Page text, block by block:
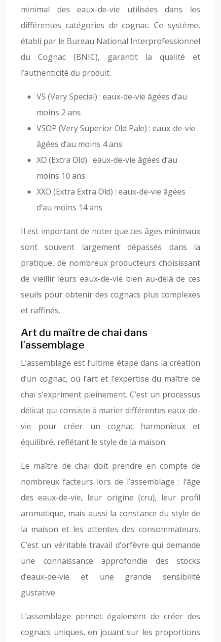
minimal des eaux-de-vie utilisées dans les
différentes catégories de cognac. Ce système,
établi par le Bureau National Interprofessionnel
du Cognac (BNIC), garantit la qualité et
l’authenticité du produit.
VS (Very Special) : eaux-de-vie âgées d’au
moins 2 ans
VSOP (Very Superior Old Pale) : eaux-de-vie
âgées d’au moins 4 ans
XO (Extra Old) : eaux-de-vie âgées d’au
moins 10 ans
XXO (Extra Extra Old) : eaux-de-vie âgées
d’au moins 14 ans
Il est important de noter que ces âges minimaux
sont souvent largement dépassés dans la
pratique, de nombreux producteurs choisissant
de vieillir leurs eaux-de-vie bien au-delà de ces
seuils pour obtenir des cognacs plus complexes
et raffinés.
Art du maître de chai dans
l’assemblage
L’assemblage est l’ultime étape dans la création
d’un cognac, où l’art et l’expertise du maître de
chai s’expriment pleinement. C’est un processus
délicat qui consiste à marier différentes eaux-de-
vie pour créer un cognac harmonieux et
équilibré, reflétant le style de la maison.
Le maître de chai doit prendre en compte de
nombreux facteurs lors de l’assemblage : l’âge
des eaux-de-vie, leur origine (cru), leur profil
aromatique, mais aussi la constance du style de
la maison et les attentes des consommateurs.
C’est un véritable travail d’orfèvre qui demande
une connaissance approfondie des stocks
d’eaux-de-vie et une grande sensibilité
gustative.
L’assemblage permet également de créer des
cognacs uniques, en jouant sur les proportions